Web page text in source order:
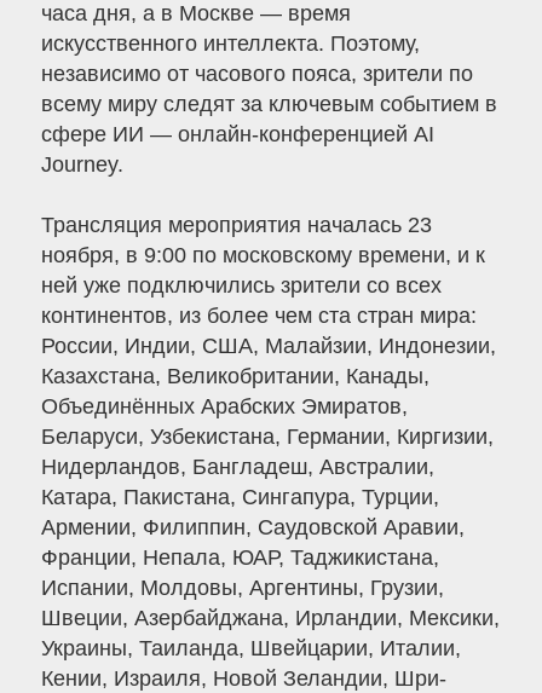
часа дня, а в Москве — время
искусственного интеллекта. Поэтому,
независимо от часового пояса, зрители по
всему миру следят за ключевым событием в
сфере ИИ — онлайн-конференцией AI
Journey.
Трансляция мероприятия началась 23
ноября, в 9:00 по московскому времени, и к
ней уже подключились зрители со всех
континентов, из более чем ста стран мира:
России, Индии, США, Малайзии, Индонезии,
Казахстана, Великобритании, Канады,
Объединённых Арабских Эмиратов,
Беларуси, Узбекистана, Германии, Киргизии,
Нидерландов, Бангладеш, Австралии,
Катара, Пакистана, Сингапура, Турции,
Армении, Филиппин, Саудовской Аравии,
Франции, Непала, ЮАР, Таджикистана,
Испании, Молдовы, Аргентины, Грузии,
Швеции, Азербайджана, Ирландии, Мексики,
Украины, Таиланда, Швейцарии, Италии,
Кении, Израиля, Новой Зеландии, Шри-